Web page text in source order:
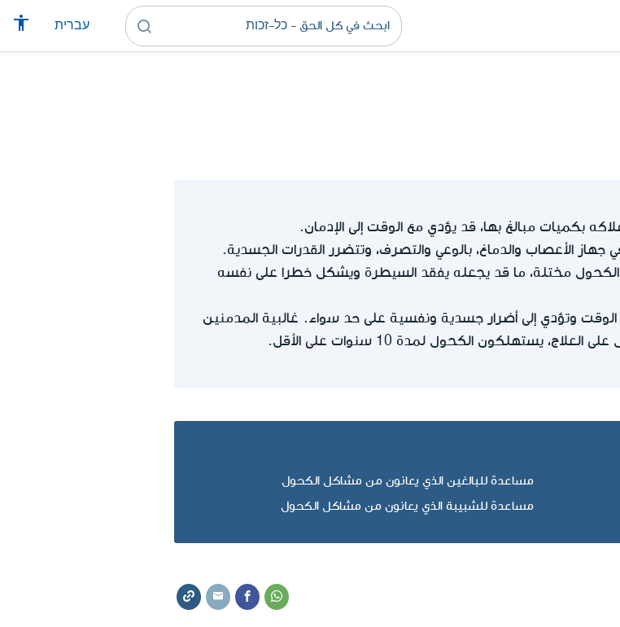
עברית
بكميات مبالغ بها، قد يؤدي مع الوقت إلى الإدمان.
الأعصاب والدماغ، بالوعي والتصرف، وتتضرر القدرات الجسدية.
مختلة، ما قد يجعله يفقد السيطرة ويشكل خطرا على نفسه
وتؤدي إلى أضرار جسدية ونفسية على حد سواء. غالبية المدمنين
العلاج، يستهلكون الكحول لمدة 10 سنوات على الأقل.
مساعدة للبالغين الذي يعانون من مشاكل الكحول
مساعدة للشبيبة الذي يعانون من مشاكل الكحول